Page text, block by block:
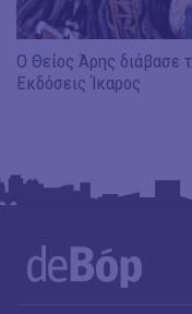
Ο Θείος Άρης διάβασε
Εκδόσεις Ίκαρος